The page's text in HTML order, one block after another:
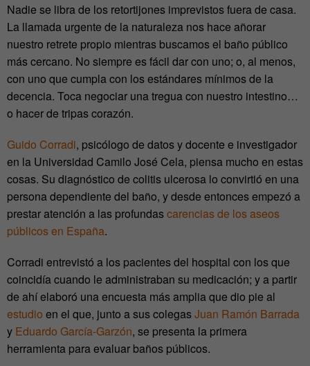
Nadie se libra de los retortijones imprevistos fuera de casa.
La llamada urgente de la naturaleza nos hace añorar
nuestro retrete propio mientras buscamos el baño público
más cercano. No siempre es fácil dar con uno; o, al menos,
con uno que cumpla con los estándares mínimos de la
decencia. Toca negociar una tregua con nuestro intestino…
o hacer de tripas corazón.
Guido Corradi, psicólogo de datos y docente e investigador
en la Universidad Camilo José Cela, piensa mucho en estas
cosas. Su diagnóstico de colitis ulcerosa lo convirtió en una
persona dependiente del baño, y desde entonces empezó a
prestar atención a las profundascarencias de los aseos
públicos en España.
Corradi entrevistó a los pacientes del hospital con los que
coincidía cuando le administraban su medicación; y a partir
de ahí elaboró una encuesta más amplia que dio pie al
estudio en el que, junto a sus colegasJuan Ramón Barrada
y Eduardo García-Garzón, se presenta la primera
herramienta para evaluar baños públicos.